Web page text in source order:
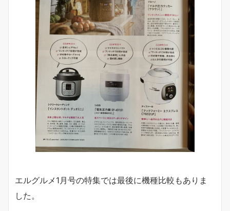
エルグルメ1月号の特集では最後に機種比較もありま
した。